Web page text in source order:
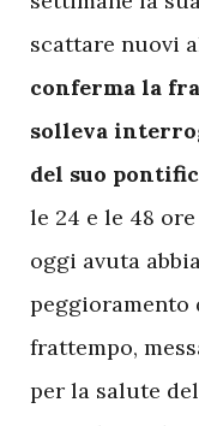
scattare nuovi
conferma la
solleva
del suo
le 24 e le 48
oggi avuta
peggioramento
frattempo,
per la salute